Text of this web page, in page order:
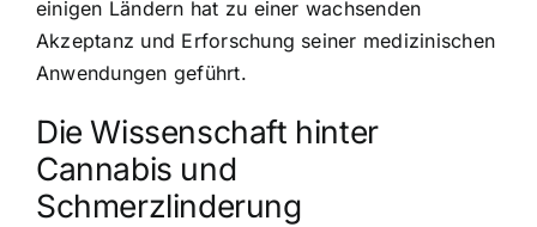
einigen Ländern hat zu einer wachsenden
Akzeptanz und Erforschung seiner medizinischen
Anwendungen geführt.
Die Wissenschaft hinter
Cannabis und
Schmerzlinderung